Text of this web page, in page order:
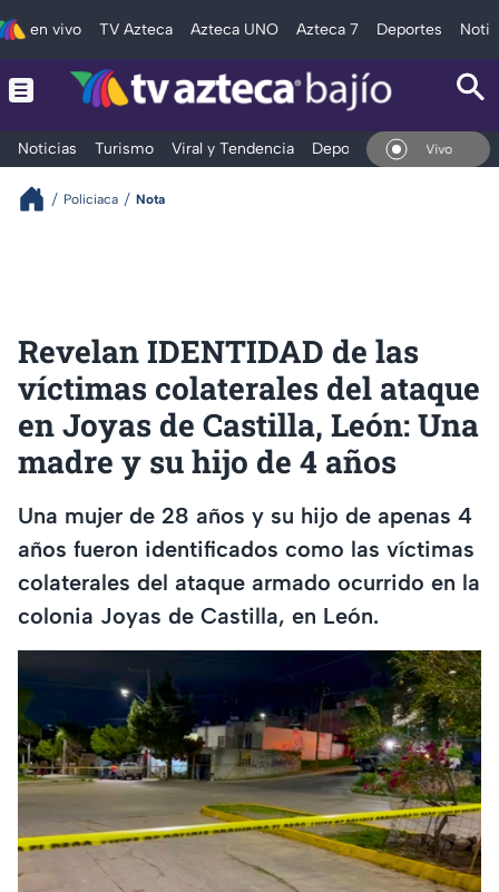
en vivo TV Azteca Azteca UNO Azteca 7 Deportes
Noticias Turismo Viral y Tendencia Deportes Espectáculos
En Vivo
Policiaca Nota
Revelan IDENTIDAD de las
víctimas colaterales del ataque
en Joyas de Castilla, León: Una
madre y su hijo de 4 años
Una mujer de 28 años y su hijo de apenas 4
años fueron identificados como las víctimas
colaterales del ataque armado ocurrido en la
colonia Joyas de Castilla, en León.